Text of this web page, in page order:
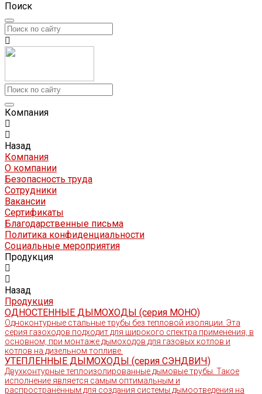
Поиск
Компания
Назад
Компания
О компании
Безопасность труда
Сотрудники
Вакансии
Сертификаты
Благодарственные письма
Политика конфиденциальности
Социальные мероприятия
Продукция
Назад
Продукция
ОДНОСТЕННЫЕ ДЫМОХОДЫ (серия МОНО)
Одноконтурные стальные трубы без тепловой изоляции. Эта
серия газоходов подходит для широкого спектра применения, в
основном, при монтаже дымоходов для газовых котлов и
котлов на дизельном топливе.
УТЕПЛЕННЫЕ ДЫМОХОДЫ (серия СЭНДВИЧ)
Двухконтурные теплоизолированные дымовые трубы. Такое
исполнение является самым оптимальным и
распространённым для создания системы дымоотведения на